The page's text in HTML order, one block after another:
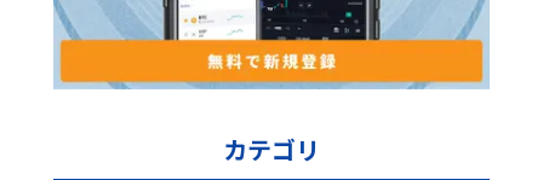
カテゴリ